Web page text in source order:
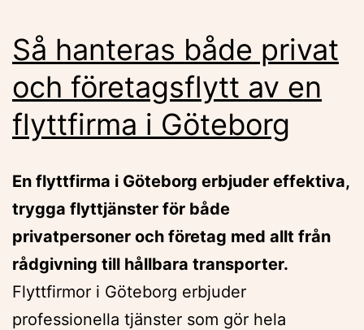
Så hanteras både privat
och företagsflytt av en
flyttfirma i Göteborg
En flyttfirma i Göteborg erbjuder effektiva,
trygga flyttjänster för både
privatpersoner och företag med allt från
rådgivning till hållbara transporter.
Flyttfirmor i Göteborg erbjuder
professionella tjänster som gör hela